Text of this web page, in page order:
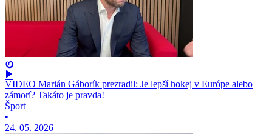
VIDEO Marián Gáborík prezradil: Je lepší hokej v Európe alebo
zámorí? Takáto je pravda!
Šport
•
24. 05. 2026